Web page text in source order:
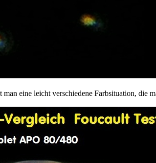
eine leicht verschiedene Farbsituation, die